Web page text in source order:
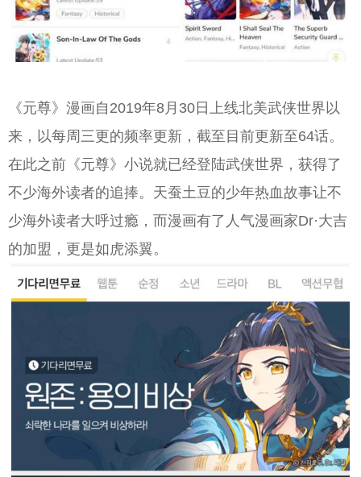
《元尊》漫画自2019年8月30日上线北美武侠世界以
来，以每周三更的频率更新，截至目前更新至64话。
在此之前《元尊》小说就已经登陆武侠世界，获得了
不少海外读者的追捧。天蚕土豆的少年热血故事让不
少海外读者大呼过瘾，而漫画有了人气漫画家Dr·大吉
的加盟，更是如虎添翼。